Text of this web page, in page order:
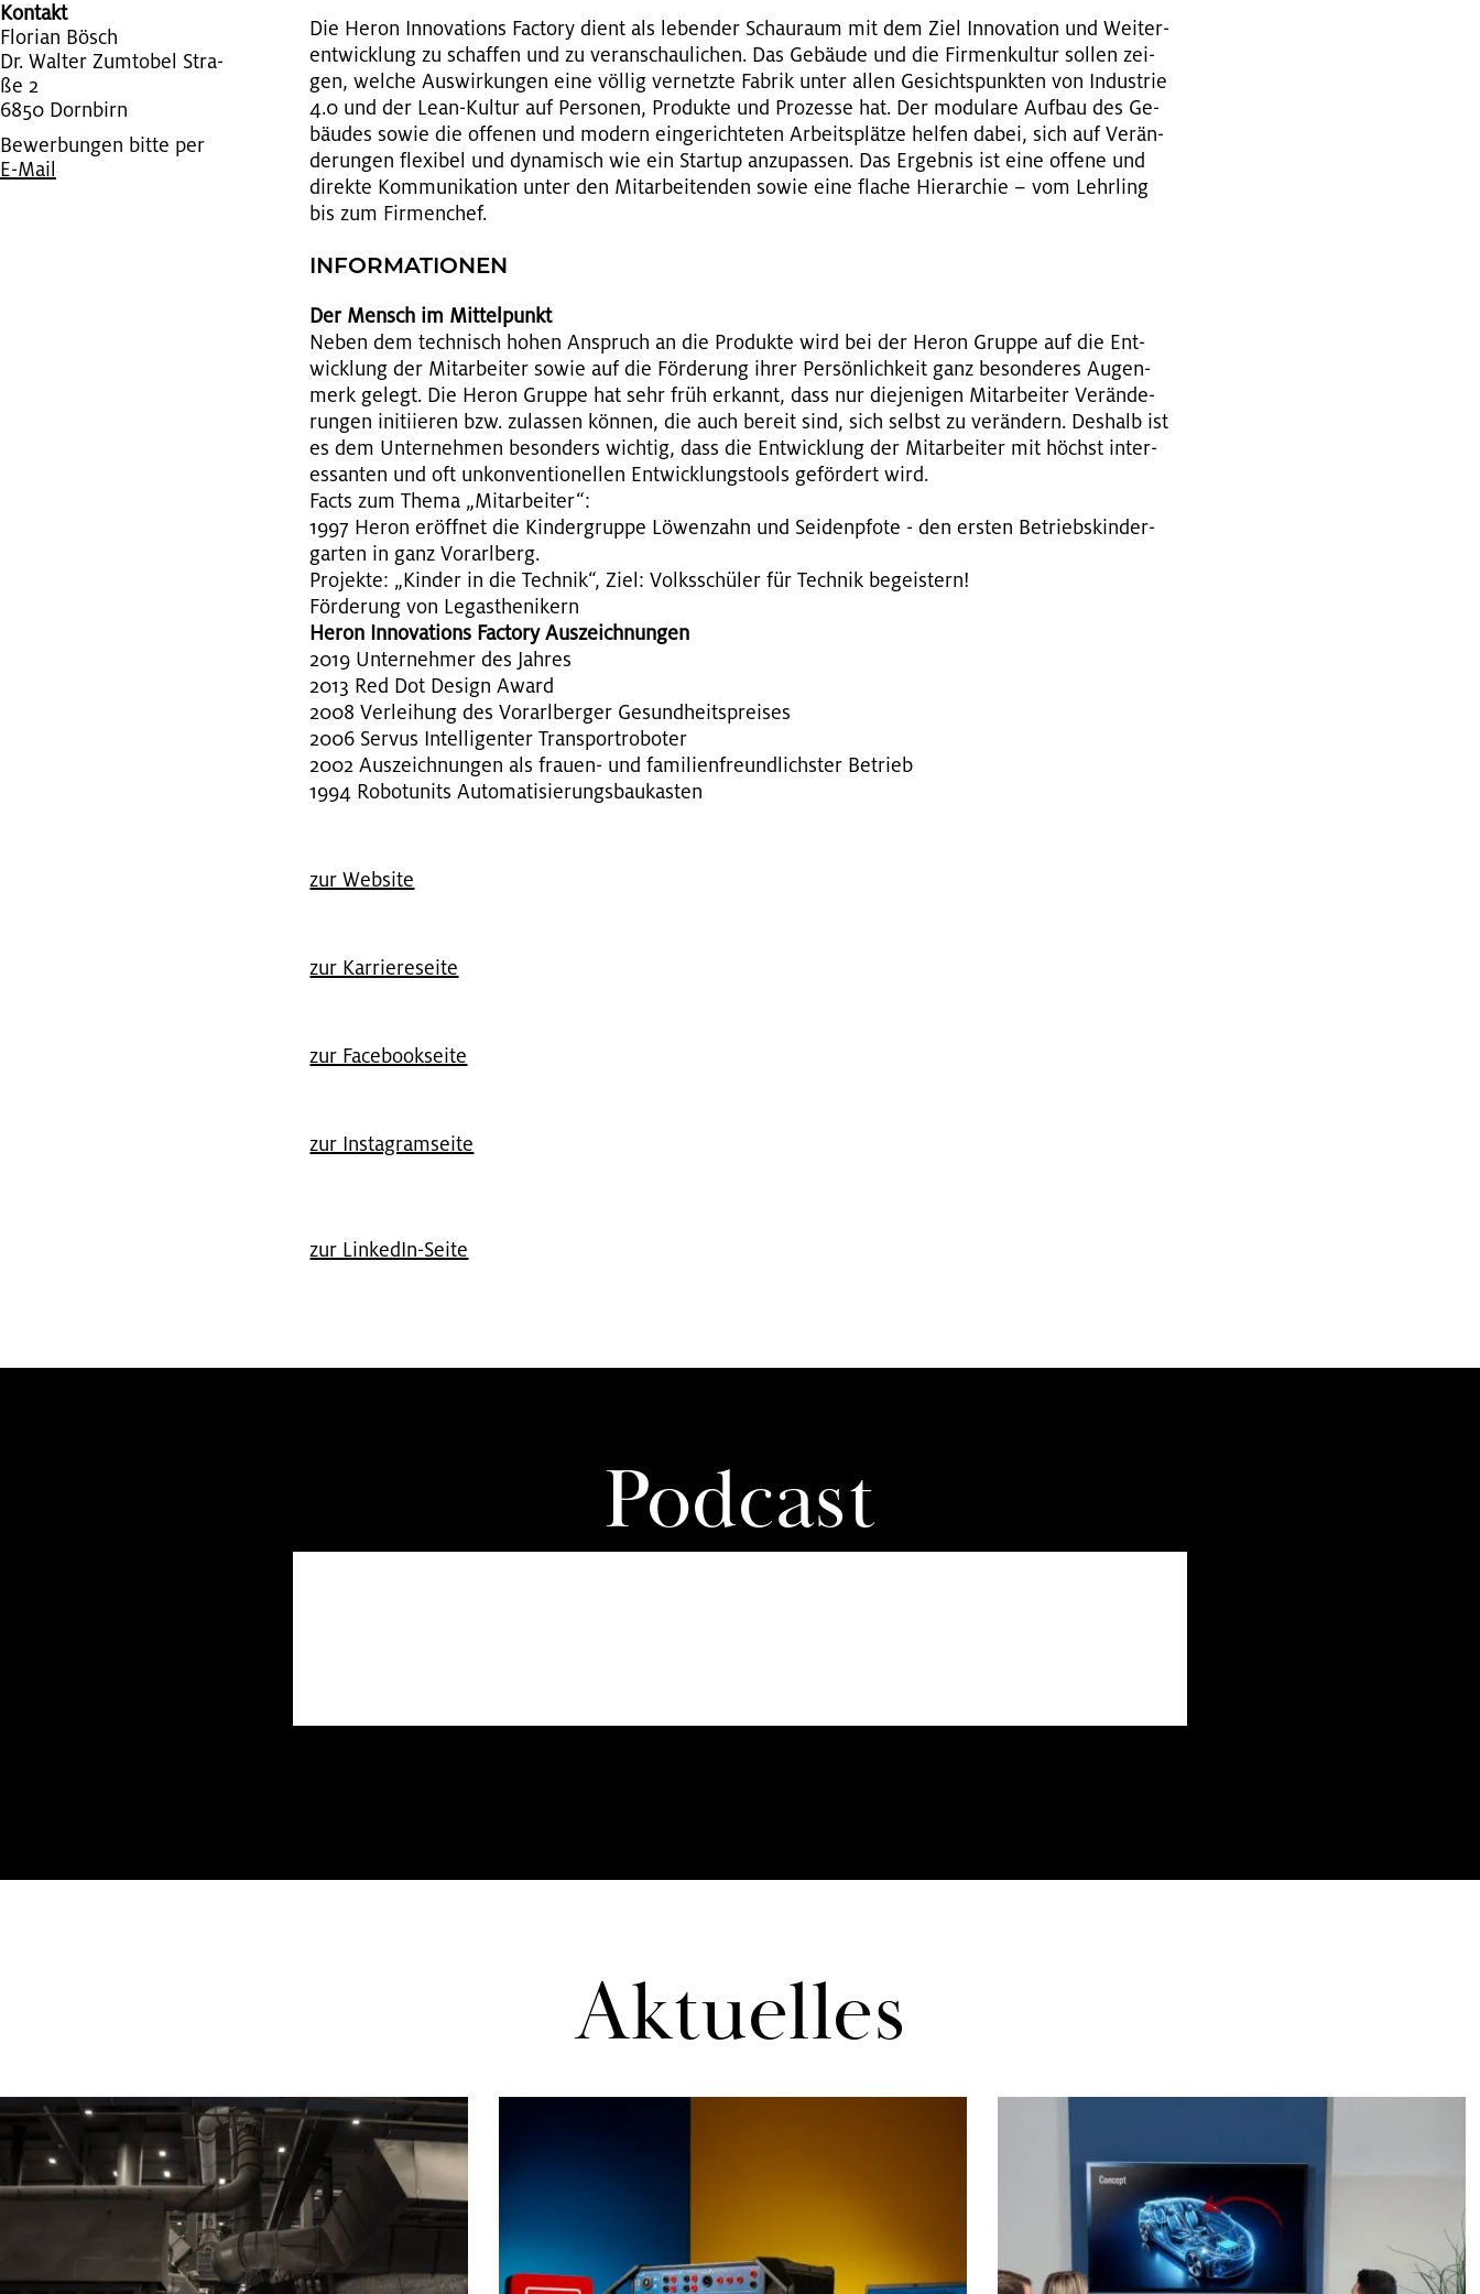
Die Heron In­no­va­tions Fac­to­ry dient als le­ben­der Schau­raum mit dem Ziel In­no­va­ti­on und Wei­ter­
ent­wick­lung zu schaf­fen und zu ver­an­schau­li­chen. Das Ge­bäu­de und die Fir­men­kul­tur sol­len zei­
gen, wel­che Aus­wir­kun­gen eine völ­lig ver­netz­te Fa­brik unter allen Ge­sichts­punk­ten von In­dus­trie
4.0 und der Lean-Kul­tur auf Per­so­nen, Pro­duk­te und Pro­zes­se hat. Der mo­du­la­re Auf­bau des Ge­
bäu­des sowie die of­fe­nen und mo­dern ein­ge­rich­te­ten Ar­beits­plät­ze hel­fen dabei, sich auf Ver­än­
de­run­gen fle­xi­bel und dy­na­misch wie ein Start­up an­zu­pas­sen. Das Er­geb­nis ist eine of­fe­ne und
di­rek­te Kom­mu­ni­ka­ti­on unter den Mit­ar­bei­ten­den sowie eine fla­che Hier­ar­chie – vom Lehr­ling
bis zum Fir­men­chef.
IN­FOR­MA­TIO­NEN
Der Mensch im Mit­tel­punkt
Neben dem tech­nisch hohen An­spruch an die Pro­duk­te wird bei der Heron Grup­pe auf die Ent­
wick­lung der Mit­ar­bei­ter sowie auf die För­de­rung ihrer Per­sön­lich­keit ganz be­son­de­res Au­gen­
merk ge­legt. Die Heron Grup­pe hat sehr früh er­kannt, dass nur die­je­ni­gen Mit­ar­bei­ter Ver­än­de­
run­gen in­iti­ie­ren bzw. zu­las­sen kön­nen, die auch be­reit sind, sich selbst zu ver­än­dern. Des­halb ist
es dem Un­ter­neh­men be­son­ders wich­tig, dass die Ent­wick­lung der Mit­ar­bei­ter mit höchst in­ter­
es­san­ten und oft un­kon­ven­tio­nel­len Ent­wick­lungs­tools ge­för­dert wird.
Facts zum Thema „Mit­ar­bei­ter“:
1997 Heron er­öff­net die Kin­der­grup­pe Lö­wen­zahn und Sei­den­pfo­te - den ers­ten Be­triebs­kin­der­
gar­ten in ganz Vor­arl­berg.
Pro­jek­te: „Kin­der in die Tech­nik“, Ziel: Volks­schü­ler für Tech­nik be­geis­tern!
För­de­rung von Leg­asthe­ni­kern
Heron In­no­va­tions Fac­to­ry Aus­zeich­nun­gen
2019 Un­ter­neh­mer des Jah­res
2013 Red Dot De­sign Award
2008 Ver­lei­hung des Vor­arl­ber­ger Ge­sund­heits­prei­ses
2006 Ser­vus In­tel­li­gen­ter Trans­port­ro­bo­ter
2002 Aus­zeich­nun­gen als frau­en- und fa­mi­li­en­freund­lichs­ter Be­trieb
1994 Ro­bo­tu­nits Au­to­ma­ti­sie­rungs­bau­kas­ten
zur Web­site
zur Kar­rie­re­sei­te
zur Face­book­sei­te
zur In­sta­gram­sei­te
zur Lin­kedIn-Seite
Kontakt
Flo­ri­an Bösch
Dr. Wal­ter Zum­to­bel Stra­
ße 2
6850 Dorn­birn
Bewerbungen bitte per
E-Mail
Pod­cast
Ak­tu­el­les